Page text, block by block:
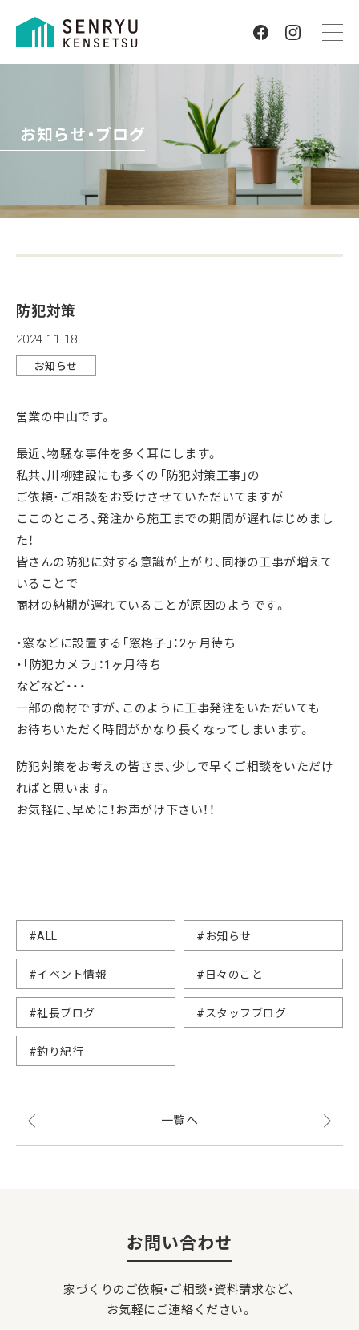
お知らせ・ブログ
防犯対策
2024.11.18
お知らせ
営業の中山です。
最近、物騒な事件を多く耳にします。
私共、川柳建設にも多くの「防犯対策工事」の
ご依頼・ご相談をお受けさせていただいてますが
ここのところ、発注から施工までの期間が遅れはじめまし
た！
皆さんの防犯に対する意識が上がり、同様の工事が増えて
いることで
商材の納期が遅れていることが原因のようです。
・窓などに設置する「窓格子」：2ヶ月待ち
・「防犯カメラ」：1ヶ月待ち
などなど・・・
一部の商材ですが、このように工事発注をいただいても
お待ちいただく時間がかなり長くなってしまいます。
防犯対策をお考えの皆さま、少しで早くご相談をいただけ
ればと思います。
お気軽に、早めに！お声がけ下さい！！
#ALL #お知らせ
#イベント情報 #日々のこと
#社長ブログ #スタッフブログ
#釣り紀行
一覧へ
お問い合わせ
家づくりのご依頼・ご相談・資料請求など、
お気軽にご連絡ください。